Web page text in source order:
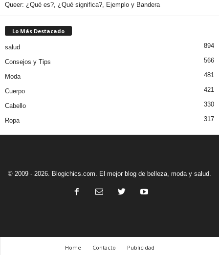
Queer: ¿Qué es?, ¿Qué significa?, Ejemplo y Bandera
Lo Más Destacado
salud 894
Consejos y Tips 566
Moda 481
Cuerpo 421
Cabello 330
Ropa 317
© 2009 - 2026. Blogichics.com. El mejor blog de belleza, moda y salud.
Home Contacto Publicidad